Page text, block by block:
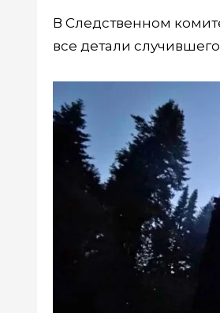
В Следственном
все детали